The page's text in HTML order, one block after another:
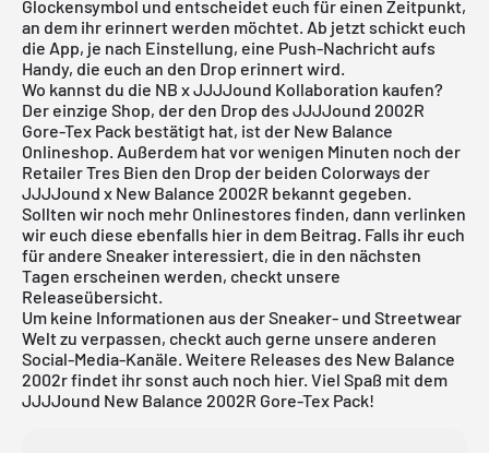
Glockensymbol und entscheidet euch für einen Zeitpunkt,
an dem ihr erinnert werden möchtet. Ab jetzt schickt euch
die App, je nach Einstellung, eine Push-Nachricht aufs
Handy, die euch an den Drop erinnert wird.
Wo kannst du die NB x JJJJound Kollaboration kaufen?
Der einzige Shop, der den Drop des JJJJound 2002R
Gore-Tex Pack bestätigt hat, ist der New Balance
Onlineshop. Außerdem hat vor wenigen Minuten noch der
Retailer Tres Bien den Drop der beiden Colorways der
JJJJound x New Balance 2002R bekannt gegeben.
Sollten wir noch mehr Onlinestores finden, dann verlinken
wir euch diese ebenfalls hier in dem Beitrag. Falls ihr euch
für andere Sneaker interessiert, die in den nächsten
Tagen erscheinen werden, checkt unsere
Releaseübersicht.
Um keine Informationen aus der Sneaker- und Streetwear
Welt zu verpassen, checkt auch gerne unsere anderen
Social-Media-Kanäle. Weitere Releases des New Balance
2002rfindet ihr sonst auch noch hier. Viel Spaß mit dem
JJJJound New Balance 2002R Gore-Tex Pack!